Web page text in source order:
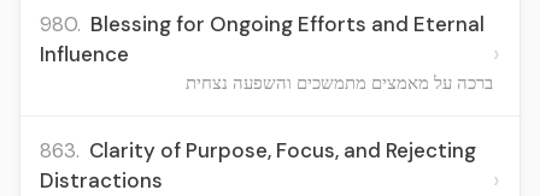
980. Blessing for Ongoing Efforts and Eternal
Influence
ברכה על מאמצים מתמשכים והשפעה נצחית
›
863. Clarity of Purpose, Focus, and Rejecting
Distractions
›